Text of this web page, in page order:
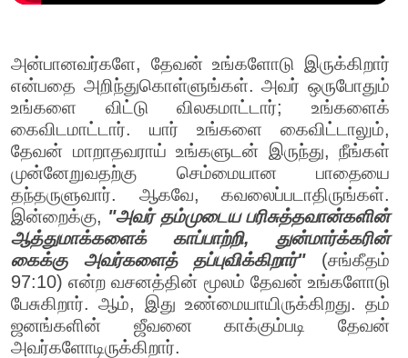
அன்பானவர்களே, தேவன் உங்களோடு இருக்கிறார்
என்பதை அறிந்துகொள்ளுங்கள். அவர் ஒருபோதும்
உங்களை விட்டு விலகமாட்டார்; உங்களைக்
கைவிடமாட்டார். யார் உங்களை கைவிட்டாலும்,
தேவன் மாறாதவராய் உங்களுடன் இருந்து, நீங்கள்
முன்னேறுவதற்கு செம்மையான பாதையை
தந்தருளுவார். ஆகவே, கவலைப்படாதிருங்கள்.
இன்றைக்கு, "அவர் தம்முடைய பரிசுத்தவான்களின்
ஆத்துமாக்களைக் காப்பாற்றி, துன்மார்க்கரின்
கைக்கு அவர்களைத் தப்புவிக்கிறார்"(சங்கீதம்
97:10) என்ற வசனத்தின் மூலம் தேவன் உங்களோடு
பேசுகிறார். ஆம், இது உண்மையாயிருக்கிறது. தம்
ஜனங்களின் ஜீவனை காக்கும்படி தேவன்
அவர்களோடிருக்கிறார்.